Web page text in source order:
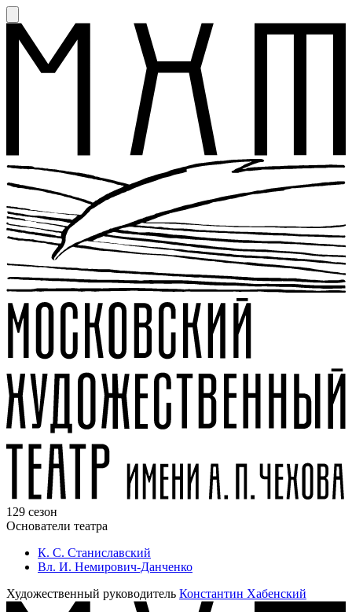
129 сезон
Основатели театра
К. С. Станиславский
Вл. И. Немирович-Данченко
Художественный руководитель Константин Хабенский